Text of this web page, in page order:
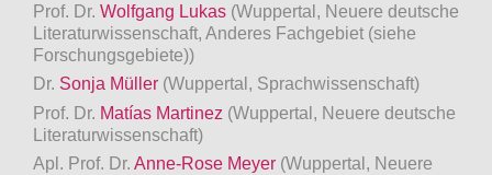
Prof. Dr. Wolfgang Lukas (Wuppertal, Neuere deutsche
Literaturwissenschaft, Anderes Fachgebiet (siehe
Forschungsgebiete))
Dr. Sonja Müller (Wuppertal, Sprachwissenschaft)
Prof. Dr. Matías Martinez (Wuppertal, Neuere deutsche
Literaturwissenschaft)
Apl. Prof. Dr. Anne-Rose Meyer (Wuppertal, Neuere